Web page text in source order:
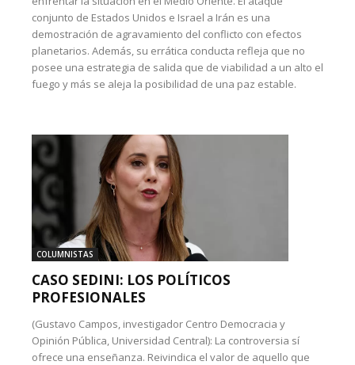
conjunto de Estados Unidos e Israel a Irán es una
demostración de agravamiento del conflicto con efectos
planetarios. Además, su errática conducta refleja que no
posee una estrategia de salida que de viabilidad a un alto el
fuego y más se aleja la posibilidad de una paz estable.
COLUMNISTAS
CASO SEDINI: LOS POLÍTICOS
PROFESIONALES
(Gustavo Campos, investigador Centro Democracia y
Opinión Pública, Universidad Central): La controversia sí
ofrece una enseñanza. Reivindica el valor de aquello que